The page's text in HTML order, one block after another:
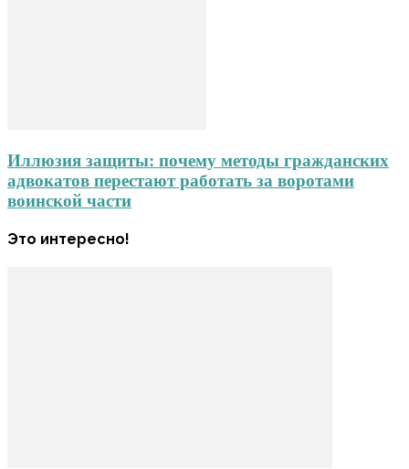
Иллюзия защиты: почему методы гражданских
адвокатов перестают работать за воротами
воинской части
Это интересно!